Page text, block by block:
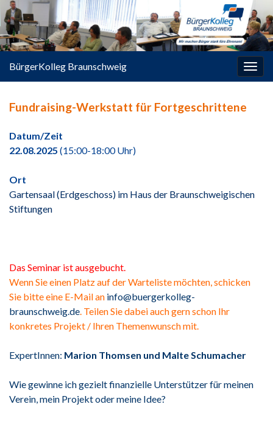
springen
BürgerKolleg Braunschweig
Fundraising-Werkstatt für Fortgeschrittene
Datum/Zeit
22.08.2025 (15:00-18:00 Uhr)
Ort
Gartensaal (Erdgeschoss) im Haus der Braunschweigischen
Stiftungen
Das Seminar ist ausgebucht.
Wenn Sie einen Platz auf der Warteliste möchten, schicken
Sie bitte eine E-Mail an info@buergerkolleg-
braunschweig.de . Teilen Sie dabei auch gern schon Ihr
konkretes Projekt / Ihren Themenwunsch mit.
ExpertInnen: Marion Thomsen und Malte Schumacher
Wie gewinne ich gezielt finanzielle Unterstützer für meinen
Verein, mein Projekt oder meine Idee?